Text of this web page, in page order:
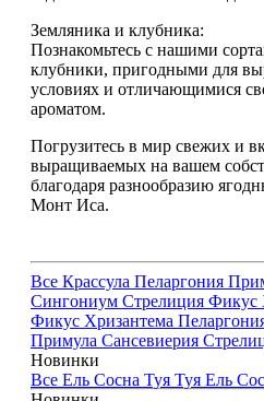
Земляника и клубника:
Познакомьтесь с нашими
клубники, пригодными для
условиях и отличающимися
ароматом.
Погрузитесь в мир свежих и
выращиваемых на вашем
благодаря разнообразию
Монт Иса.
Все Крассула Пеларгония
Сингониум Стрелиция Фикус
Фикус Хризантема
Примула Сансевиерия
Новинки
Все Ель Сосна Туя Туя Ель